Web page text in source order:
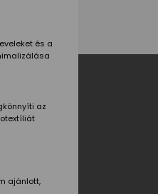
és a
az
ajánlott,